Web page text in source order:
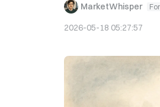
MarketWhisper
2026-05-18 05:27:57